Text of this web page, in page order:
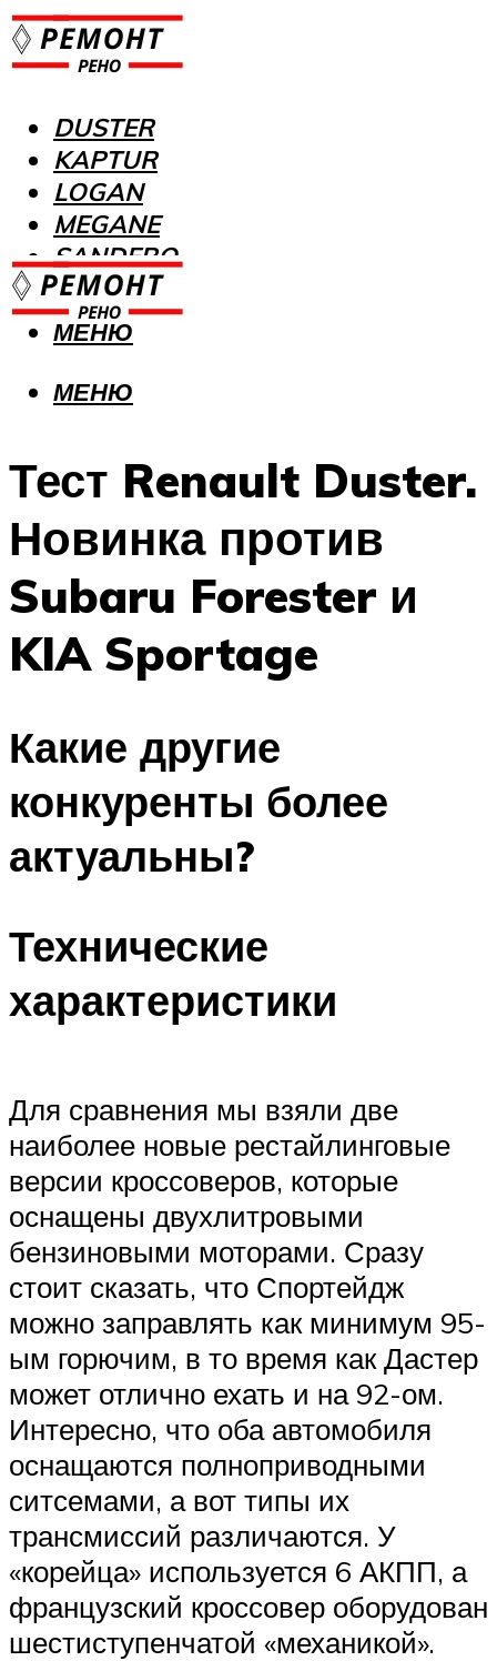
DUSTER
KAPTUR
LOGAN
MEGANE
SANDERO
МЕНЮ
МЕНЮ
Тест Renault Duster.
Новинка против
Subaru Forester и
KIA Sportage
Какие другие
конкуренты более
актуальны?
Технические
характеристики
Для сравнения мы взяли две
наиболее новые рестайлинговые
версии кроссоверов, которые
оснащены двухлитровыми
бензиновыми моторами. Сразу
стоит сказать, что Спортейдж
можно заправлять как минимум 95-
ым горючим, в то время как Дастер
может отлично ехать и на 92-ом.
Интересно, что оба автомобиля
оснащаются полноприводными
ситсемами, а вот типы их
трансмиссий различаются. У
«корейца» используется 6 АКПП, а
французский кроссовер оборудован
шестиступенчатой «механикой».